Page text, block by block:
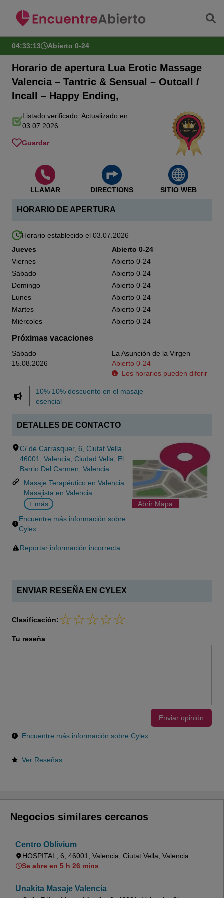
04:33:13 Abierto 0-24
Horario de apertura Lua Erotic Massage
Valencia – Tantric & Sensual – Outcall /
Incall – Happy Ending,
Listado verificado. Actualizado en
03.07.2026
Guardar
HORARIO DE APERTURA
Horario establecido el 03.07.2026
Jueves
Abierto 0-24
Viernes
Abierto 0-24
Sábado
Abierto 0-24
Domingo
Abierto 0-24
Lunes
Abierto 0-24
Martes
Abierto 0-24
Miércoles
Abierto 0-24
Próximas vacaciones
Sábado
La Asunción de la Virgen
15.08.2026
Abierto 0-24
Los horarios pueden diferir
10% 10% descuento en el masaje
esencial
DETALLES DE CONTACTO
C/ de Carrasquer, 6, Ciutat Vella,
46001, Valencia, Ciudad Vella, El
Barrio Del Carmen, Valencia
Masaje Terapéutico en Valencia
Masajista en Valencia
+ más
Encuentre más información sobre
Cylex
Reportar información incorrecta
Abrir Mapa
LLAMAR DIRECTIONS SITIO WEB
ENVIAR RESEÑA EN CYLEX
Clasificación:
Tu reseña
Enviar opinión
Encuentre más información sobre Cylex
Ver Reseñas
Negocios similares cercanos
Centro Oblivium
HOSPITAL, 6, 46001, Valencia, Ciutat Vella, Valencia
Se abre en 5 h 26 mins
Unakita Masaje Valencia